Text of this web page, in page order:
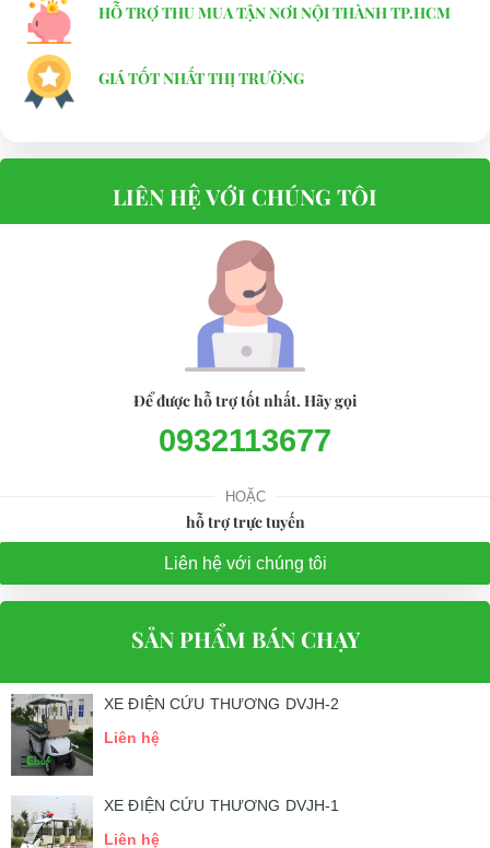
HỖ TRỢ THU MUA TẬN NƠI NỘI THÀNH TP.HCM
GIÁ TỐT NHẤT THỊ TRƯỜNG
LIÊN HỆ VỚI CHÚNG TÔI
Để được hỗ trợ tốt nhất. Hãy gọi
0932113677
HOẶC
hỗ trợ trực tuyến
Liên hệ với chúng tôi
SẢN PHẨM BÁN CHẠY
XE ĐIỆN CỨU THƯƠNG DVJH-2
Liên hệ
XE ĐIỆN CỨU THƯƠNG DVJH-1
Liên hệ